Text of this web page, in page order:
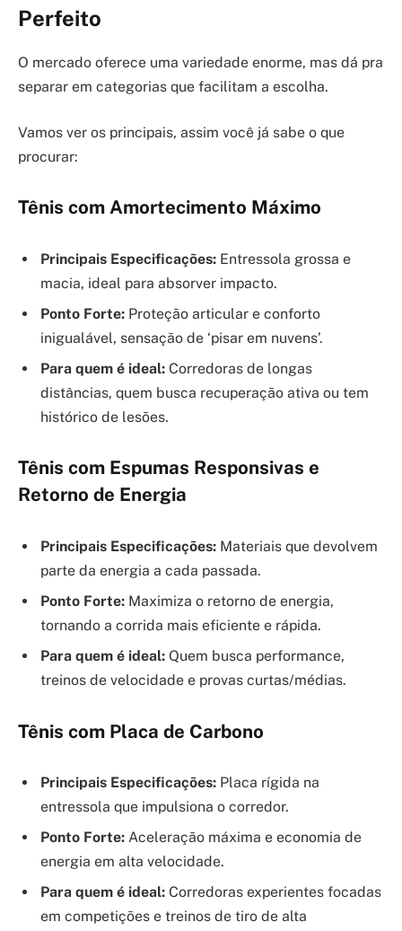
Perfeito
O mercado oferece uma variedade enorme, mas dá pra
separar em categorias que facilitam a escolha.
Vamos ver os principais, assim você já sabe o que
procurar:
Tênis com Amortecimento Máximo
Principais Especificações: Entressola grossa e
macia, ideal para absorver impacto.
Ponto Forte: Proteção articular e conforto
inigualável, sensação de ‘pisar em nuvens’.
Para quem é ideal: Corredoras de longas
distâncias, quem busca recuperação ativa ou tem
histórico de lesões.
Tênis com Espumas Responsivas e
Retorno de Energia
Principais Especificações: Materiais que devolvem
parte da energia a cada passada.
Ponto Forte: Maximiza o retorno de energia,
tornando a corrida mais eficiente e rápida.
Para quem é ideal: Quem busca performance,
treinos de velocidade e provas curtas/médias.
Tênis com Placa de Carbono
Principais Especificações: Placa rígida na
entressola que impulsiona o corredor.
Ponto Forte: Aceleração máxima e economia de
energia em alta velocidade.
Para quem é ideal: Corredoras experientes focadas
em competições e treinos de tiro de alta